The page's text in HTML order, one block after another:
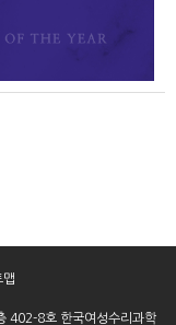
맵
402-8호 한국여성수리과학